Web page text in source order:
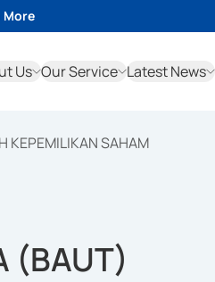
More
Us Our Service Latest News
KEPEMILIKAN SAHAM
(BAUT)